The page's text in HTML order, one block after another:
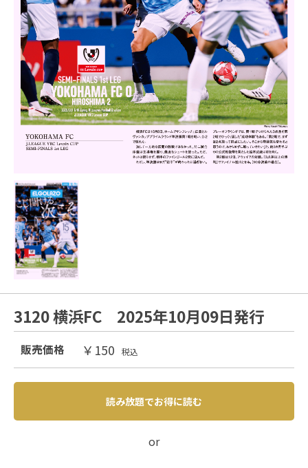
3120 横浜FC 2025年10月09日発行
販売価格 ￥150 税込
読み放題でお得に読む
or